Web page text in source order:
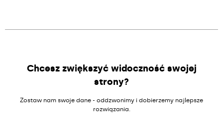
Chcesz zwiększyć widoczność swojej
strony?
Zostaw nam swoje dane - oddzwonimy i dobierzemy najlepsze
rozwiązania.